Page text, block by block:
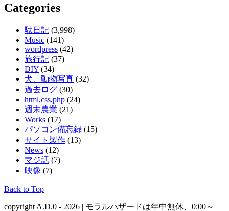
Categories
駄日記 (3,998)
Music (141)
wordpress (42)
旅行記 (37)
DIY (34)
犬、動物写真 (32)
過去ログ (30)
html,css,php (24)
週末農業 (21)
Works (17)
パソコン備忘録 (15)
サイト製作 (13)
News (12)
マジ話 (7)
映像 (7)
Back to Top
copyright A.D.0 - 2026 | モラルハザードは年中無休、0:00～